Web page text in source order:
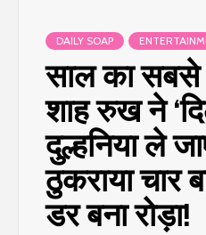
DAILY SOAP
साल का सबसे
शाह रुख ने
दुल्हनिया ले
ठुकराया चार
डर बना रोड़ा!